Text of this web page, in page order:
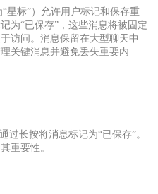
星标”）允许用户标记和保存重
为“已保存”，这些消息将被固定
访问。消息保留在大型聊天中
关键消息并避免丢失重要内
过长按将消息标记为“已保存”。
重要性。